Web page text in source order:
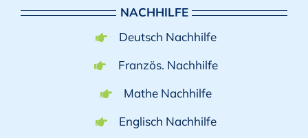
NACHHILFE
Deutsch Nachhilfe
Französ. Nachhilfe
Mathe Nachhilfe
Englisch Nachhilfe